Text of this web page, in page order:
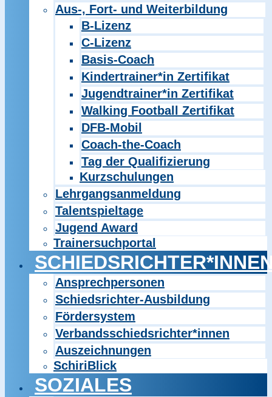
Aus-, Fort- und Weiterbildung
B-Lizenz
C-Lizenz
Basis-Coach
Kindertrainer*in Zertifikat
Jugendtrainer*in Zertifikat
Walking Football Zertifikat
DFB-Mobil
Coach-the-Coach
Tag der Qualifizierung
Kurzschulungen
Lehrgangsanmeldung
Talentspieltage
Jugend Award
Trainersuchportal
Ansprechpersonen
Schiedsrichter-Ausbildung
Fördersystem
Verbandsschiedsrichter*innen
Auszeichnungen
SchiriBlick
SOZIALES